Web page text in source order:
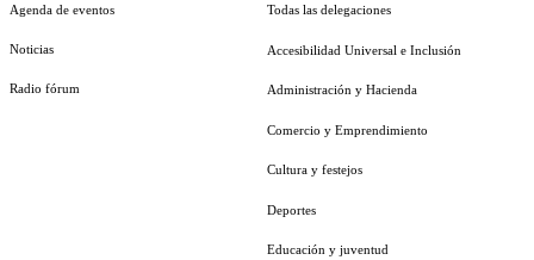
Agenda de eventos
Noticias
Radio fórum
Todas las delegaciones
Accesibilidad Universal e Inclusión
Administración y Hacienda
Comercio y Emprendimiento
Cultura y festejos
Deportes
Educación y juventud